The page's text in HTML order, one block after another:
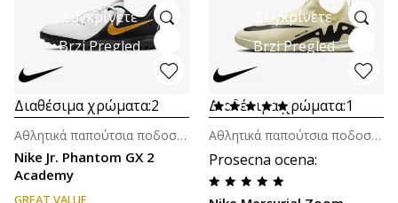
Συγκρίνετε
Brzi Pregled
Διαθέσιμα χρώματα:2
Nike Jr. Phantom GX 2
Academy
Αθλητικά παπούτσια ποδοσφαίρου (8-14ε.)
GREAT VALUE
Συγκρίνετε
Brzi Pregled
Διαθέσιμα χρώματα:1
Prosecna ocena:
Αθλητικά παπούτσια ποδοσφαίρου (8-14ε.)